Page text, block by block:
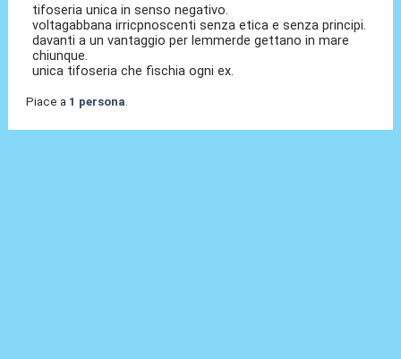
tifoseria unica in senso negativo.
voltagabbana irricpnoscenti senza etica e senza principi.
davanti a un vantaggio per lemmerde gettano in mare
chiunque.
unica tifoseria che fischia ogni ex.
Piace a 1 persona.